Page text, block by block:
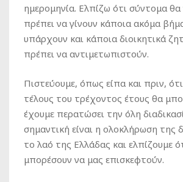
ημερομηνία. Ελπίζω ότι σύντομα θα
πρέπει να γίνουν κάποια ακόμα
υπάρχουν και κάποια διοικητικά
πρέπει να αντιμετωπιστούν.
Πιστεύουμε, όπως είπα και πριν,
τέλους του τρέχοντος έτους θα
έχουμε περατώσει την όλη
σημαντική είναι η ολοκλήρωση της
το λαό της Ελλάδας και ελπίζουμε
μπορέσουν να μας επισκεφτούν.